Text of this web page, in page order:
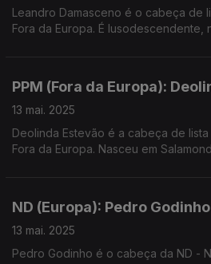
Leandro Damasceno é o cabeça de
Fora da Europa. É lusodescendente,
PPM (Fora da Europa):
13 mai. 2025
Deolinda Estevão é a cabeça de
Fora da Europa. Nasceu em
ND (Europa): Pedro Godinho
13 mai. 2025
Pedro Godinho é o cabeça da ND -